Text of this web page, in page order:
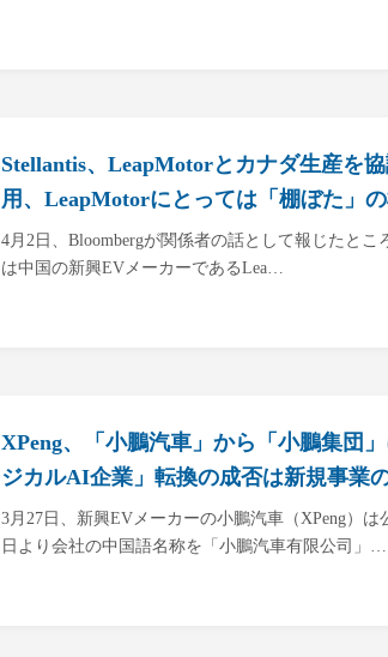
Stellantis、LeapMotorとカナダ生産を
用、LeapMotorにとっては「棚ぼた」
4月2日、Bloombergが関係者の話として報じたとこ
は中国の新興EVメーカーであるLea…
XPeng、「小鵬汽車」から「小鵬集団
ジカルAI企業」転換の成否は新規事業
3月27日、新興EVメーカーの小鵬汽車（XPeng）は
日より会社の中国語名称を「小鵬汽車有限公司」…